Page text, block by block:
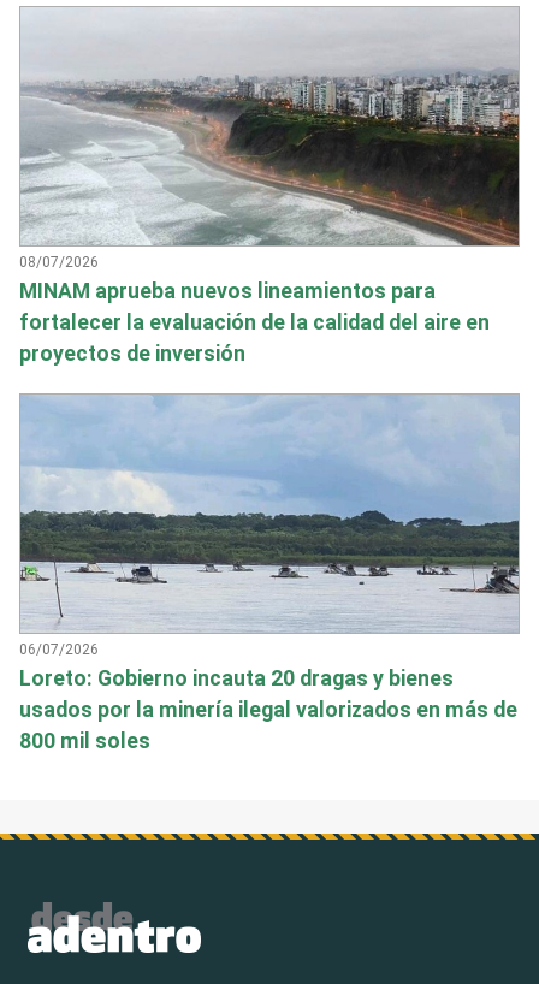
08/07/2026
MINAM aprueba nuevos lineamientos para
fortalecer la evaluación de la calidad del aire en
proyectos de inversión
06/07/2026
Loreto: Gobierno incauta 20 dragas y bienes
usados por la minería ilegal valorizados en más de
800 mil soles